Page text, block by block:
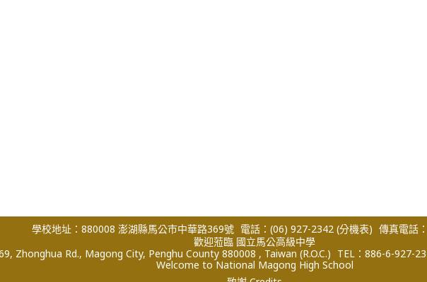
學校地址：880008 澎湖縣馬公市中華路369號 電話：(06) 927-2342 (分機表) 傳真電話
歡迎蒞臨 國立馬公高級中學
Zhonghua Rd., Magong City, Penghu County 880008 , Taiwan (R.O.C.) TEL：886-6-927-
Welcome to National Magong High School